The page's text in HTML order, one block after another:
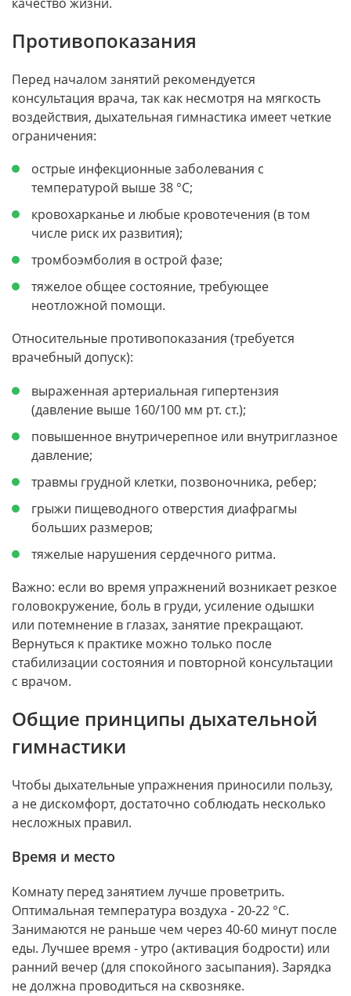
Противопоказания
Перед началом занятий рекомендуется
консультация врача, так как несмотря на мягкость
воздействия, дыхательная гимнастика имеет четкие
ограничения:
острые инфекционные заболевания с
температурой выше 38 °C;
кровохарканье и любые кровотечения (в том
числе риск их развития);
тромбоэмболия в острой фазе;
тяжелое общее состояние, требующее
неотложной помощи.
Относительные противопоказания (требуется
врачебный допуск):
выраженная артериальная гипертензия
(давление выше 160/100 мм рт. ст.);
повышенное внутричерепное или внутриглазное
давление;
травмы грудной клетки, позвоночника, ребер;
грыжи пищеводного отверстия диафрагмы
больших размеров;
тяжелые нарушения сердечного ритма.
Важно: если во время упражнений возникает резкое
головокружение, боль в груди, усиление одышки
или потемнение в глазах, занятие прекращают.
Вернуться к практике можно только после
стабилизации состояния и повторной консультации
с врачом.
Общие принципы дыхательной
гимнастики
Чтобы дыхательные упражнения приносили пользу,
а не дискомфорт, достаточно соблюдать несколько
несложных правил.
Время и место
Комнату перед занятием лучше проветрить.
Оптимальная температура воздуха - 20-22 °C.
Занимаются не раньше чем через 40-60 минут после
еды. Лучшее время - утро (активация бодрости) или
ранний вечер (для спокойного засыпания). Зарядка
не должна проводиться на сквозняке.